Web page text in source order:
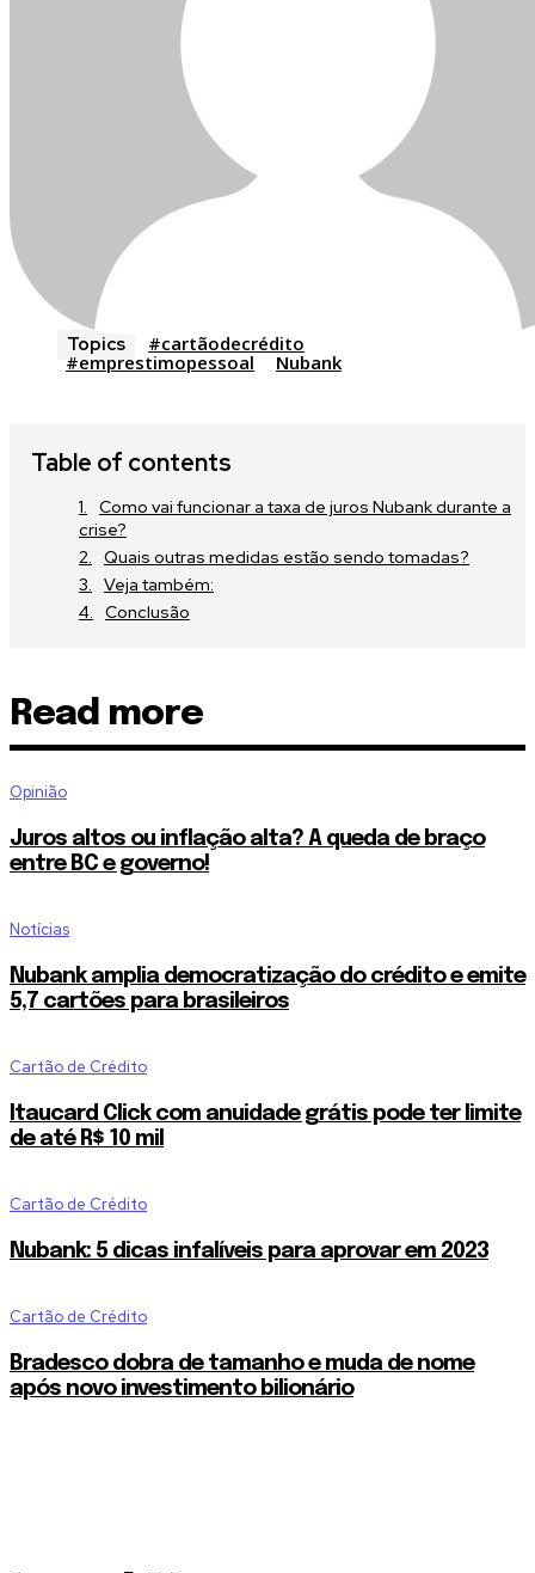
Topics
#cartãodecrédito
#emprestimopessoal
Nubank
Table of contents
Como vai funcionar a taxa de juros Nubank durante a
crise?
Quais outras medidas estão sendo tomadas?
Veja também:
Conclusão
Read more
Opinião
Juros altos ou inflação alta? A queda de braço
entre BC e governo!
Notícias
Nubank amplia democratização do crédito e emite
5,7 cartões para brasileiros
Cartão de Crédito
Itaucard Click com anuidade grátis pode ter limite
de até R$ 10 mil
Cartão de Crédito
Nubank: 5 dicas infalíveis para aprovar em 2023
Cartão de Crédito
Bradesco dobra de tamanho e muda de nome
após novo investimento bilionário